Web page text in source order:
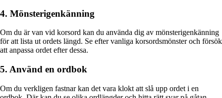
4. Mönsterigenkänning
Om du är van vid korsord kan du använda dig av mönsterigenkänning
för att lista ut ordets längd. Se efter vanliga korsordsmönster och försök
att anpassa ordet efter dessa.
5. Använd en ordbok
Om du verkligen fastnar kan det vara klokt att slå upp ordet i en